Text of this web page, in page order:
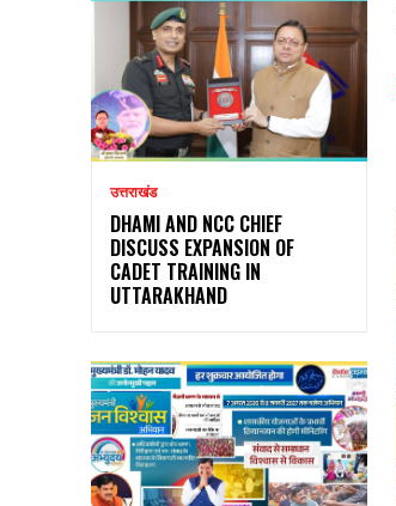
उत्तराखंड
DHAMI AND NCC CHIEF
DISCUSS EXPANSION OF
CADET TRAINING IN
UTTARAKHAND